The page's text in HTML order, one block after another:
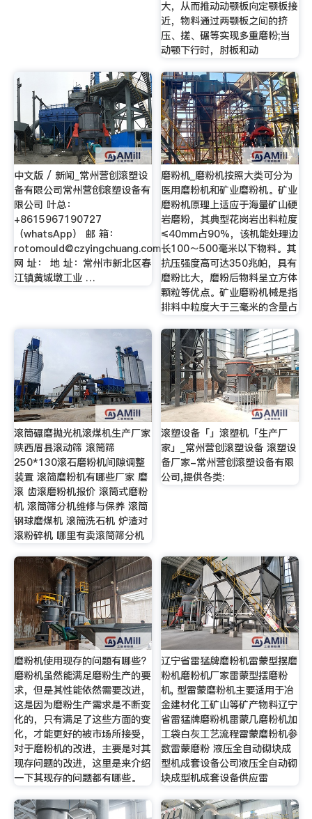
大，从而推动动颚板向定颚板接
近，物料通过两颚板之间的挤
压、搓、碾等实现多重磨粉;当
动颚下行时，肘板和动
中文版 / 新闻_常州营创滚塑设
备有限公司常州营创滚塑设备有
限公司 叶总：
+8615967190727
（whatsApp） 邮 箱：
rotomould@czyingchuang.com
网 址： 地 址：常州市新北区春
江镇黄城墩工业 …
磨粉机_磨粉机按照大类可分为
医用磨粉机和矿业磨粉机。矿业
磨粉机原理上适应于海量矿山硬
岩磨粉，其典型花岗岩出料粒度
≤40mm占90%，该机能处理边
长100～500毫米以下物料。其
抗压强度高可达350兆帕，具有
磨粉比大，磨粉后物料呈立方体
颗粒等优点。矿业磨粉机械是指
排料中粒度大于三毫米的含量占
滚筒碾磨抛光机滚煤机生产厂家
陕西眉县滚动筛 滚筒筛
250*130滚石磨粉机间隙调整
装置 滚简磨粉机有哪些厂家 磨
滚 齿滚磨粉机报价 滚筒式磨粉
机 滚筒筛分机维修与保养 滚筒
钢球磨煤机 滚筒洗石机 炉渣对
滚粉碎机 哪里有卖滚筒筛分机
滚塑设备「」滚塑机「生产厂
家」_常州营创滚塑设备 滚塑设
备厂家-常州营创滚塑设备有限
公司,提供各类:
磨粉机使用现存的问题有哪些?
磨粉机虽然能满足磨粉生产的要
求，但是其性能依然需要改进，
这是因为磨粉生产需求是不断变
化的，只有满足了这些方面的变
化，才能更好的被市场所接受，
对于磨粉机的改进，主要是对其
现存问题的改进，这里是来介绍
一下其现存的问题都有哪些。
辽宁省雷猛牌磨粉机雷蒙型摆磨
粉机磨粉机厂家雷蒙型摆磨粉
机, 型雷蒙磨粉机主要适用于冶
金建材化工矿山等矿产物料辽宁
省雷猛牌磨粉机雷蒙几磨粉机加
工袋白灰工艺流程雷蒙磨粉机参
数雷蒙磨粉 液压全自动砌块成
型机成套设备公司液压全自动砌
块成型机成套设备供应雷